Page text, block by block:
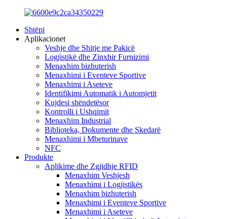
Shtëpi
Aplikacionet
Veshje dhe Shitje me Pakicë
Logjistikë dhe Zinxhir Furnizimi
Menaxhim bizhuterish
Menaxhimi i Eventeve Sportive
Menaxhimi i Aseteve
Identifikimi Automatik i Automjetit
Kujdesi shëndetësor
Kontrolli i Ushqimit
Menaxhim Industrial
Biblioteka, Dokumente dhe Skedarë
Menaxhimi i Mbeturinave
NFC
Produkte
Aplikime dhe Zgjidhje RFID
Menaxhim Veshjesh
Menaxhimi i Logjistikës
Menaxhim bizhuterish
Menaxhimi i Eventeve Sportive
Menaxhimi i Aseteve